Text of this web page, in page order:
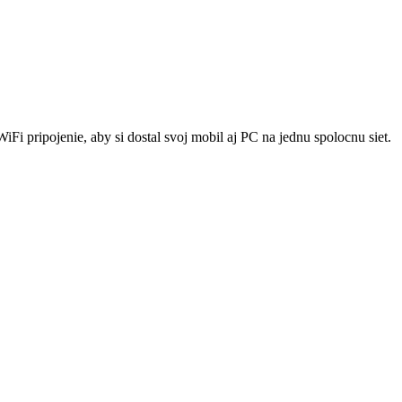
pripojenie, aby si dostal svoj mobil aj PC na jednu spolocnu siet.